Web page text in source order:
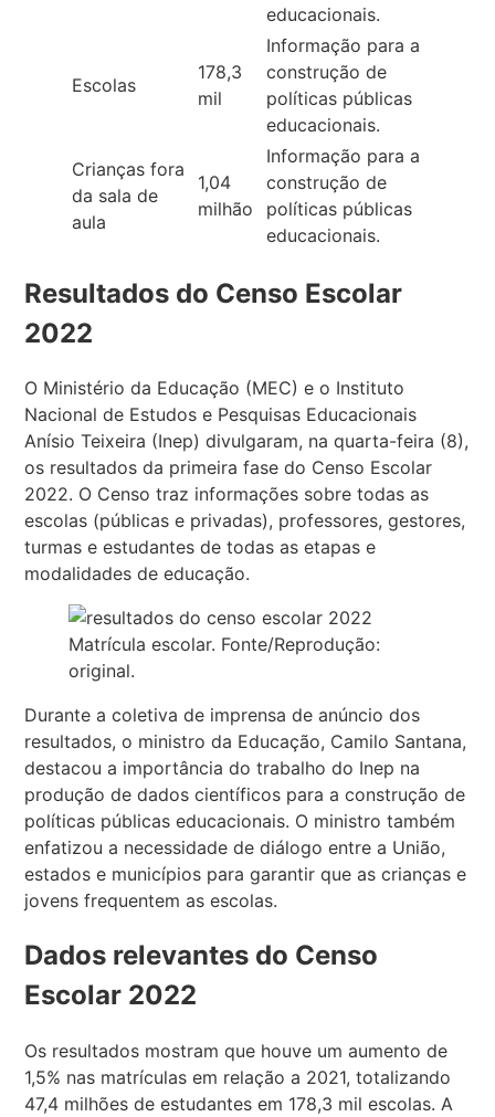
educacionais.
Escolas
178,3
mil
Informação para a
construção de
políticas públicas
educacionais.
Crianças fora
da sala de
aula
1,04
milhão
Informação para a
construção de
políticas públicas
educacionais.
Resultados do Censo Escolar
2022
O Ministério da Educação (MEC) e o Instituto
Nacional de Estudos e Pesquisas Educacionais
Anísio Teixeira (Inep) divulgaram, na quarta-feira (8),
os resultados da primeira fase do Censo Escolar
2022. O Censo traz informações sobre todas as
escolas (públicas e privadas), professores, gestores,
turmas e estudantes de todas as etapas e
modalidades de educação.
Matrícula escolar. Fonte/Reprodução:
original.
Durante a coletiva de imprensa de anúncio dos
resultados, o ministro da Educação, Camilo Santana,
destacou a importância do trabalho do Inep na
produção de dados científicos para a construção de
políticas públicas educacionais. O ministro também
enfatizou a necessidade de diálogo entre a União,
estados e municípios para garantir que as crianças e
jovens frequentem as escolas.
Dados relevantes do Censo
Escolar 2022
Os resultados mostram que houve um aumento de
1,5% nas matrículas em relação a 2021, totalizando
47,4 milhões de estudantes em 178,3 mil escolas. A